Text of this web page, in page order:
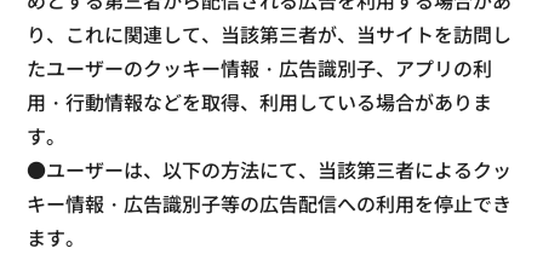
り、これに関連して、当該第三者が、当サイトを訪問し
たユーザーのクッキー情報・広告識別子、アプリの利
用・行動情報などを取得、利用している場合がありま
す。
●ユーザーは、以下の方法にて、当該第三者によるクッ
キー情報・広告識別子等の広告配信への利用を停止でき
ます。